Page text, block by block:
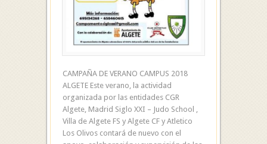
CAMPAÑA DE VERANO CAMPUS 2018
ALGETE Este verano, la actividad
organizada por las entidades CGR
Algete, Madrid Siglo XXI – Judo School ,
Villa de Algete FS y Algete CF y Atletico
Los Olivos contará de nuevo con el